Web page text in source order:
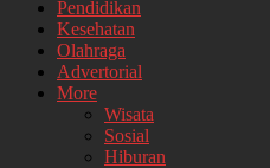
Pendidikan
Kesehatan
Olahraga
Advertorial
More
Wisata
Sosial
Hiburan